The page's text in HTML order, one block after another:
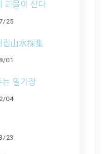
괴물이 산다.
25
집山水採集
01
는 일기장
04
23